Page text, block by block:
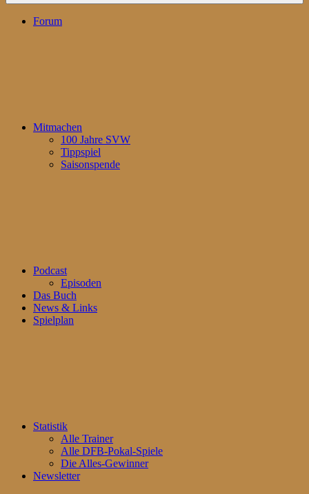
Forum
Mitmachen
100 Jahre SVW
Tippspiel
Saisonspende
Podcast
Episoden
Das Buch
News & Links
Spielplan
Statistik
Alle Trainer
Alle DFB-Pokal-Spiele
Die Alles-Gewinner
Newsletter